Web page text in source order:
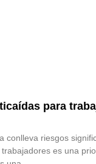
para
conlleva riesgos
es una